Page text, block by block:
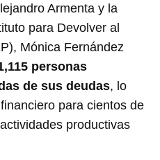
Armenta y la
para Devolver al
Mónica Fernández
personas
de sus deudas, lo
para cientos de
productivas